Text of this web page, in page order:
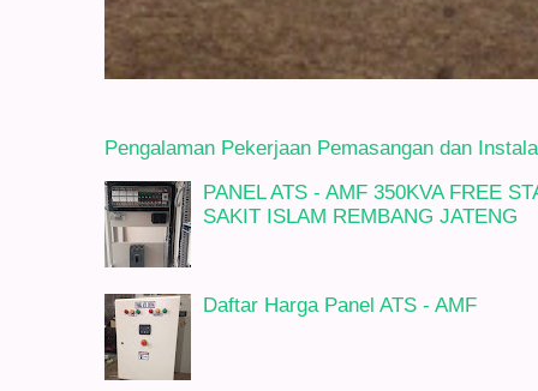
Pengalaman Pekerjaan Pemasangan dan
PANEL ATS - AMF 350KVA FREE
SAKIT ISLAM REMBANG JATENG
Daftar Harga Panel ATS - AMF